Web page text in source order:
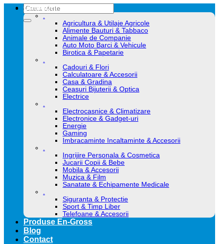
Caută
după:
Categorii
.
Agricultura & Utilaje Agricole
Alimente Bauturi & Tabbaco
Animale de Companie
Auto Moto Barci & Vehicule
Birotica & Papetarie
.
Cadouri & Flori
Calculatoare & Accesorii
Casa & Gradina
Ceasuri Bijuterii & Optica
Electrice
.
Electrocasnice & Climatizare
Electronice & Gadget-uri
Energie
Gaming
Imbracaminte Incaltaminte & Accesorii
.
Ingrijire Personala & Cosmetica
Jucarii Copii & Bebe
Mobila & Accesorii
Muzica & Film
Sanatate & Echipamente Medicale
.
Siguranta & Protectie
Sport & Timp Liber
Telefoane & Accesorii
Produse En-Gross
Blog
Contact